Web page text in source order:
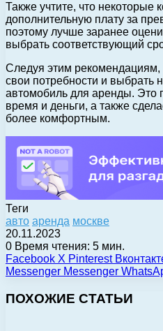
Также учтите, что некоторые
дополнительную плату за
поэтому лучше заранее
выбрать соответствующий
Следуя этим
свои потребности и выбрать
автомобиль для аренды. Это
время и деньги, а также
более комфортным.
Теги
авто аренда москве
20.11.2023
0 Время чтения: 5 мин.
Facebook X Pinterest
Messenger Messenger
ПОХОЖИЕ СТАТЬИ